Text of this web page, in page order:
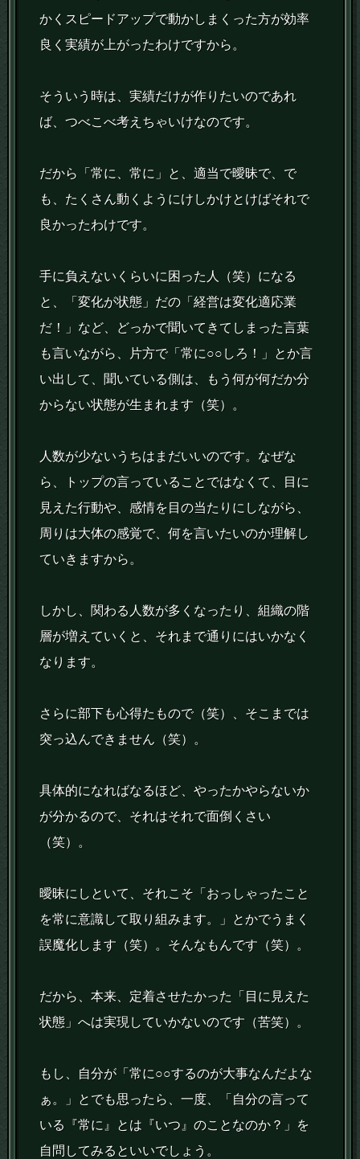
かくスピードアップで動かしまくった方が効率
良く実績が上がったわけですから。
そういう時は、実績だけが作りたいのであれ
ば、つべこべ考えちゃいけなのです。
だから「常に、常に」と、適当で曖昧で、で
も、たくさん動くようにけしかけとけばそれで
良かったわけです。
手に負えないくらいに困った人（笑）になる
と、「変化が状態」だの「経営は変化適応業
だ！」など、どっかで聞いてきてしまった言葉
も言いながら、片方で「常に○○しろ！」とか言
い出して、聞いている側は、もう何が何だか分
からない状態が生まれます（笑）。
人数が少ないうちはまだいいのです。なぜな
ら、トップの言っていることではなくて、目に
見えた行動や、感情を目の当たりにしながら、
周りは大体の感覚で、何を言いたいのか理解し
ていきますから。
しかし、関わる人数が多くなったり、組織の階
層が増えていくと、それまで通りにはいかなく
なります。
さらに部下も心得たもので（笑）、そこまでは
突っ込んできません（笑）。
具体的になればなるほど、やったかやらないか
が分かるので、それはそれで面倒くさい
（笑）。
曖昧にしといて、それこそ「おっしゃったこと
を常に意識して取り組みます。」とかでうまく
誤魔化します（笑）。そんなもんです（笑）。
だから、本来、定着させたかった「目に見えた
状態」へは実現していかないのです（苦笑）。
もし、自分が「常に○○するのが大事なんだよな
ぁ。」とでも思ったら、一度、「自分の言って
いる『常に』とは『いつ』のことなのか？」を
自問してみるといいでしょう。